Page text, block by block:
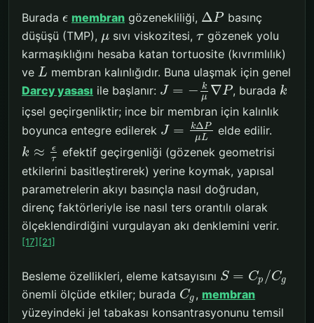
Burada ϵ membrangözenekliliği, ΔP basınç
düşüşü (TMP), μsıvı viskozitesi, τ gözenek yolu
karmaşıklığını hesaba katan tortuosite (kıvrımlılık)
ve L membran kalınlığıdır. Buna ulaşmak için genel
Darcy yasası ile başlanır: J = − k
μ ∇P, burada k
içsel geçirgenliktir; ince bir membran için kalınlık
boyunca entegre edilerek J = kΔP
μL
elde edilir.
k ≈
ϵ
τ
efektif geçirgenliği (gözenek geometrisi
etkilerini basitleştirerek) yerine koymak, yapısal
parametrelerin akıyı basınçla nasıl doğrudan,
direnç faktörleriyle ise nasıl ters orantılı olarak
ölçeklendirdiğini vurgulayan akı denklemini verir.
[17] [21]
Besleme özellikleri, eleme katsayısını S = Cp /Cg
önemli ölçüde etkiler; burada Cg , membran
yüzeyindeki jel tabakası konsantrasyonunu temsil